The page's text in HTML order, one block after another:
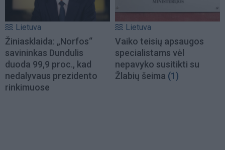
Lietuva
Žiniasklaida: „Norfos“
savininkas Dundulis
duoda 99,9 proc., kad
nedalyvaus prezidento
rinkimuose
Lietuva
Vaiko teisių apsaugos
specialistams vėl
nepavyko susitikti su
Žlabių šeima (1)